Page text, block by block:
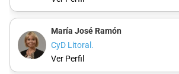
María José Ramón
CyD Litoral.
Ver Perfil